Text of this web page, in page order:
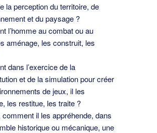
la perception du territoire, de
et du paysage ?
l’homme au combat ou au
aménage, les construit, les
dans l’exercice de la
et de la simulation pour créer
de jeux, il les
les restitue, les traite ?
comment il les appréhende, dans
historique ou mécanique, une